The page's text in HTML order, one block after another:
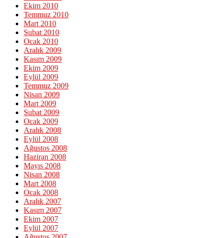
Ekim 2010
Temmuz 2010
Mart 2010
Şubat 2010
Ocak 2010
Aralık 2009
Kasım 2009
Ekim 2009
Eylül 2009
Temmuz 2009
Nisan 2009
Mart 2009
Şubat 2009
Ocak 2009
Aralık 2008
Eylül 2008
Ağustos 2008
Haziran 2008
Mayıs 2008
Nisan 2008
Mart 2008
Ocak 2008
Aralık 2007
Kasım 2007
Ekim 2007
Eylül 2007